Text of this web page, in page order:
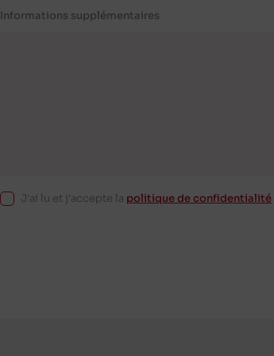
Informations supplémentaires
J'ai lu et j'accepte la politique de confidentialité